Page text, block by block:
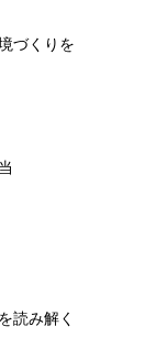
づくりを
読み解く